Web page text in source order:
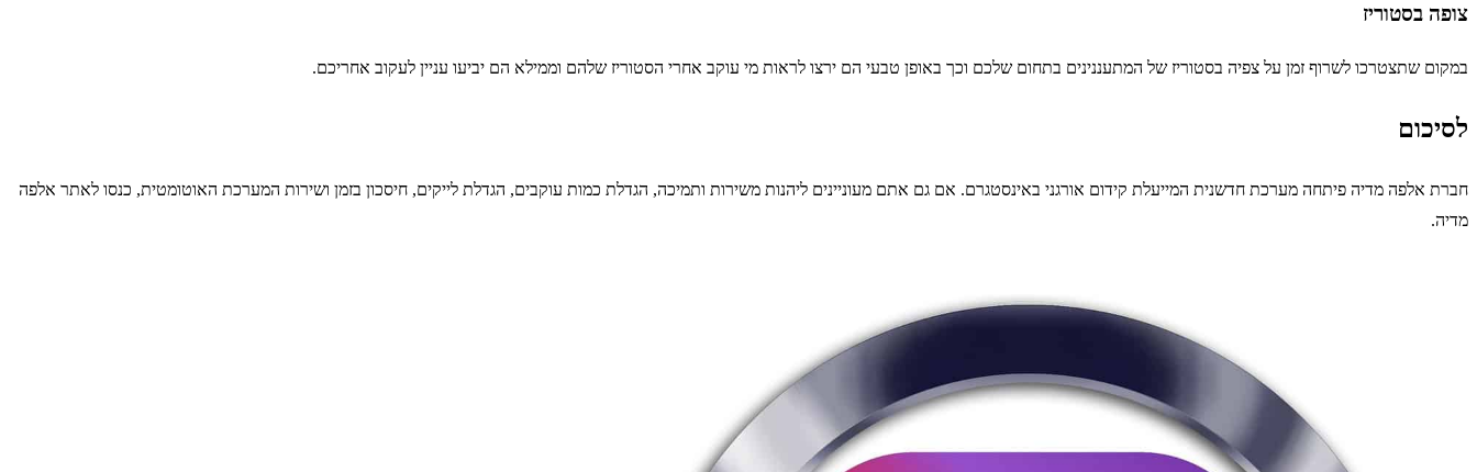
צופה בסטוריז
במקום שתצטרכו לשרוף זמן על צפיה בסטוריז של המתעננינים בתחום שלכם וכך באופן טבעי הם ירצו לראות מי עוקב אחרי הסטוריז שלהם וממילא הם יביעו עניין לעקוב אחריכם.
לסיכום
חברת אלפה מדיה פיתחה מערכת חדשנית המייעלת קידום אורגני באינסטגרם. אם גם אתם מעוניינים ליהנות משירות ותמיכה, הגדלת כמות עוקבים, הגדלת לייקים, חיסכון בזמן ושירות המערכת האוטומטית, כנסו לאתר אלפה
מדיה.